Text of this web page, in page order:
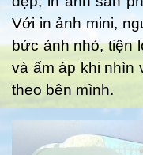
Với in ảnh mini,
bức ảnh nhỏ, tiện
và ấm áp khi nhìn
theo bên mình.